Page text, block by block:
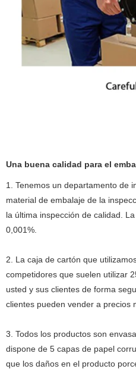
Una buena calidad para el
1. Tenemos un departamento de
material de embalaje de la
la última inspección de calidad.
0,001%.
2. La caja de cartón que
competidores que suelen utilizar
usted y sus clientes de forma
clientes pueden vender a precios
3. Todos los productos son
dispone de 5 capas de papel
que los daños en el producto